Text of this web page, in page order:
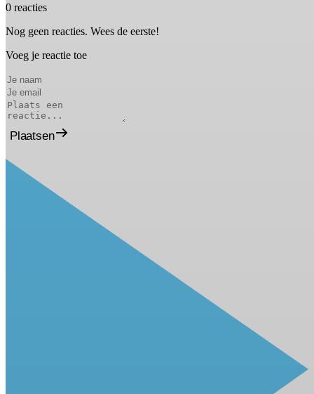
0 reacties
Nog geen reacties. Wees de eerste!
Voeg je reactie toe
Plaatsen